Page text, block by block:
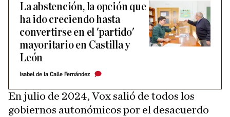
La abstención, la opción que
ha ido creciendo hasta
convertirse en el 'partido'
mayoritario en Castilla y
León
Isabel de la Calle Fernández
En julio de 2024, Vox salió de todos los
gobiernos autonómicos por el desacuerdo